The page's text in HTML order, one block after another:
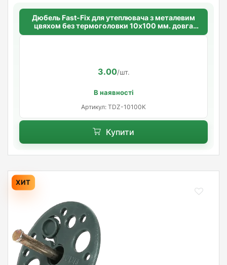
Дюбель Fast-Fix для утеплювача з металевим
цвяхом без термоголовки 10х100 мм. довга
розпорна база
3.00/шт.
В наявності
Артикул: TDZ-10100K
Купити
ХИТ